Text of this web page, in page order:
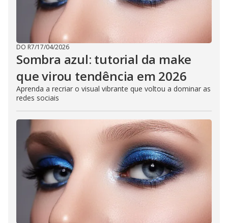
DO R7/17/04/2026
Sombra azul: tutorial da make
que virou tendência em 2026
Aprenda a recriar o visual vibrante que voltou a dominar as
redes sociais